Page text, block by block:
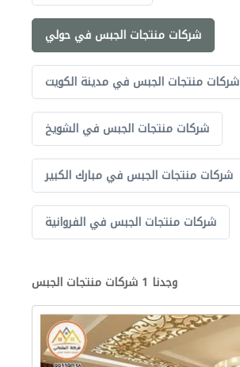
شركات منتجات الجبس في حولي
شركات منتجات الجبس في مدينة الكويت
شركات منتجات الجبس في الشويخ
شركات منتجات الجبس في مبارك الكبير
شركات منتجات الجبس في الفروانية
وجدنا 1 شركات منتجات الجبس